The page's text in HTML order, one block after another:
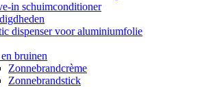
in schuimconditioner
dispenser voor aluminiumfolie
bruinen
Zonnebrandcrème
Zonnebrandstick